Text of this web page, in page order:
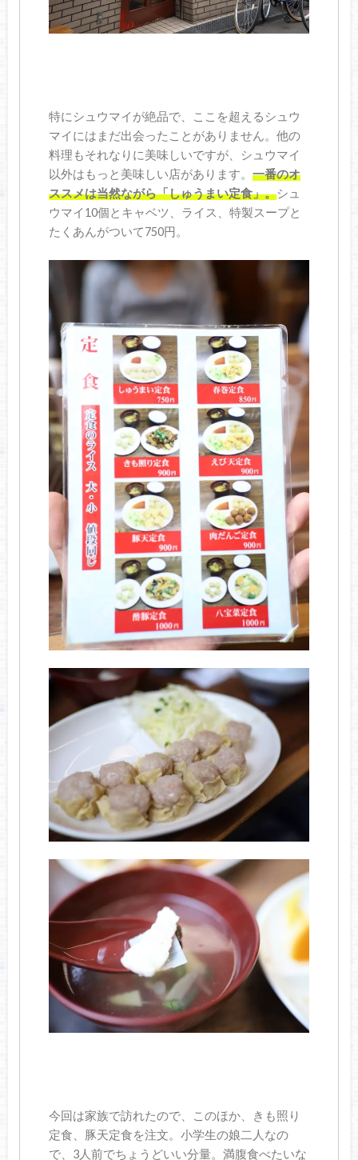
特にシュウマイが絶品で、ここを超えるシュウ
マイにはまだ出会ったことがありません。他の
料理もそれなりに美味しいですが、シュウマイ
以外はもっと美味しい店があります。一番のオ
ススメは当然ながら「しゅうまい定食」。シュ
ウマイ10個とキャベツ、ライス、特製スープと
たくあんがついて750円。
今回は家族で訪れたので、このほか、きも照り
定食、豚天定食を注文。小学生の娘二人なの
で、3人前でちょうどいい分量。満腹食べたいな